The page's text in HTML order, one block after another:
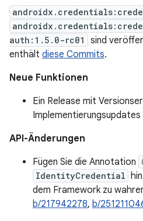
auth:1.5.0-rc01
sind
enthält diese Commits.
Neue Funktionen
Ein Release mit
Implementierungsupdates
API-Änderungen
Fügen Sie die Annotation
IdentityCredential
dem Framework zu
b/217942278, b/